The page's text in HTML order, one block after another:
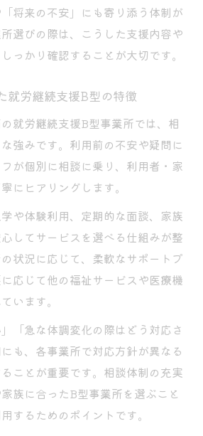
将来の不安」にも寄り添う体制が
選びの際は、こうした支援内容や
っかり確認することが大切です。
就労継続支援B型の特徴
就労継続支援B型事業所では、相
強みです。利用前の不安や疑問に
が個別に相談に乗り、利用者・家
にヒアリングします。
や体験利用、定期的な面談、家族
してサービスを選べる仕組みが整
状況に応じて、柔軟なサポートプ
応じて他の福祉サービスや医療機
います。
」「急な体調変化の際はどう対応さ
も、各事業所で対応方針が異なる
ことが重要です。相談体制の充実
族に合ったB型事業所を選ぶこと
するためのポイントです。